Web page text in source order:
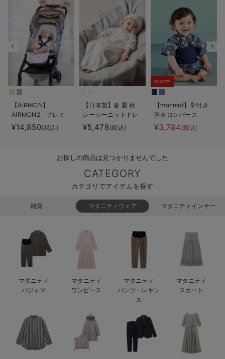
ベビー セットアップ
スタイ・よだれかけ（新生児・ベビー）
ベビー帽子（新生児・乳児）
新生児スリーパー・ベビーパジャマ
ベビーシューズ・ファーストシューズ・ベビー靴下
ベビー リュック
ベビー 小物
授乳・調乳・お食事
赤ちゃん 洗剤・洗濯用品・お掃除
赤ちゃん お風呂・ベビースキンケア
おむつ関連グッズ
ブラトップ
親子セット
快適機能ウェア特集 トップス
快適機能ウェア特集 ボトムス
快適機能ウェア特集 パジャマ
erbaviva（エルバビーバ）
安心の日本製。先輩ママが買ってよかった！本当に必要な出産準備品
買って正解！高評価レビューアイテム
冬に可愛いニットがお得！
親子コーデ｜ママとベビーにおすすめ！
便利な育児家電
Gift Selection 出産祝い
保育園・入園準備特集
ファルスカ
デロンギ
かわいくておもしろ
何枚あっても嬉しい
長く使えるアイテム
お部屋映えアイテム
【AIRMON】
AIRMON2 プレミ
アム
¥14,850(税込)
【日本製】春 夏 秋
レーシーニットドレ
ス＆帽子セット
¥5,478(税込)
20%OFF
【mocmof】帯付き
浴衣ロンパース
¥3,784 (税込)
お探しの商品は見つかりませんでした
CATEGORY
カテゴリでアイテムを探す
雑貨 マタニティウェア マタニティインナー
マタニティ
パジャマ
マタニティ
ワンピース
マタニティ
パンツ・レギン
ス
マタニティ
スカート